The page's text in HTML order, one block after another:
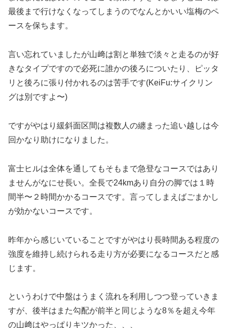
最後まで行けなくなってしまうのでなんとかいい塩梅のペ
ースを保ちます。
言い忘れていましたが山﨑は割と単独で淡々と走るのが好
きなタイプですので必死に誰かの後ろについたり、ピッタ
リと後ろに張り付かれるのは苦手です(KeiFu:サイクリン
グは別ですよ〜)
ですがやはり緩斜面区間は複数人の纏まった追い越しは今
回かなり助けになりました。
富士ヒルは全体を通してもそもまで急登なコースではあり
ませんがなにせ長い。全長で24kmあり自分の脚では１時
間半〜２時間かかるコースです。言ってしまえばごまかし
が効かないコースです。
昨年から感じいていることですがやはり長時間ある程度の
強度を維持し続けられる走り方が必要になるコースだと感
じます。
というわけで中盤はうまく流れを利用しつつ登っていきま
すが、後半はまた勾配が前半と同じような8％を超え今年
の山﨑はやっぱりキツかった、、、